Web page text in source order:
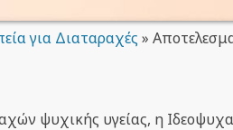
για Διαταραχές »
ψυχικής υγείας, η